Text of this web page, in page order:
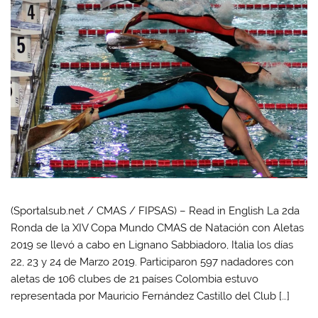
(Sportalsub.net / CMAS / FIPSAS) – Read in English La 2da
Ronda de la XIV Copa Mundo CMAS de Natación con Aletas
2019 se llevó a cabo en Lignano Sabbiadoro, Italia los días
22, 23 y 24 de Marzo 2019. Participaron 597 nadadores con
aletas de 106 clubes de 21 países Colombia estuvo
representada por Mauricio Fernández Castillo del Club […]